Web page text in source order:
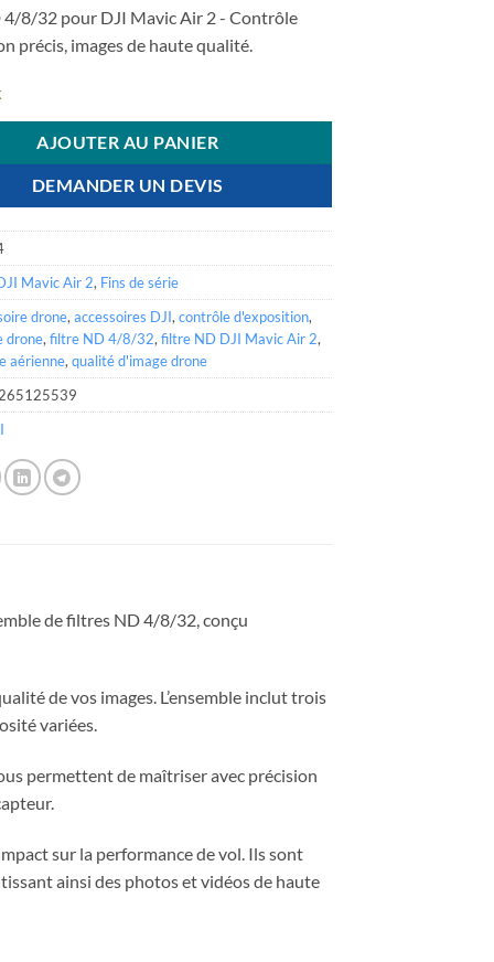
4/8/32 pour DJI Mavic Air 2 - Contrôle
précis, images de haute qualité.
AJOUTER AU PANIER
DEMANDER UN DEVIS
Mavic Air 2, Fins de série
drone,accessoires DJI,contrôle d'exposition,
drone,filtre ND 4/8/32,filtre ND DJI Mavic Air 2,
aérienne,qualité d'image drone
de filtres ND 4/8/32, conçu
de vos images. L’ensemble inclut trois
variées.
permettent de maîtriser avec précision
sur la performance de vol. Ils sont
ainsi des photos et vidéos de haute